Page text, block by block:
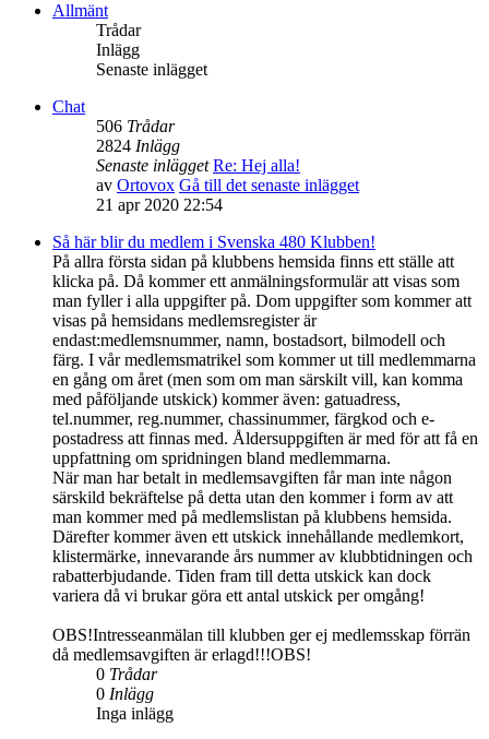
Allmänt
Trådar
Inlägg
Senaste inlägget
Chat
506 Trådar
2824 Inlägg
Senaste inlägget Re: Hej alla!
av Ortovox Gå till det senaste inlägget
21 apr 2020 22:54
Så här blir du medlem i Svenska 480 Klubben!
På allra första sidan på klubbens hemsida finns ett ställe att
klicka på. Då kommer ett anmälningsformulär att visas som
man fyller i alla uppgifter på. Dom uppgifter som kommer att
visas på hemsidans medlemsregister är
endast:medlemsnummer, namn, bostadsort, bilmodell och
färg. I vår medlemsmatrikel som kommer ut till medlemmarna
en gång om året (men som om man särskilt vill, kan komma
med påföljande utskick) kommer även: gatuadress,
tel.nummer, reg.nummer, chassinummer, färgkod och e-
postadress att finnas med. Åldersuppgiften är med för att få en
uppfattning om spridningen bland medlemmarna.
När man har betalt in medlemsavgiften får man inte någon
särskild bekräftelse på detta utan den kommer i form av att
man kommer med på medlemslistan på klubbens hemsida.
Därefter kommer även ett utskick innehållande medlemkort,
klistermärke, innevarande års nummer av klubbtidningen och
rabatterbjudande. Tiden fram till detta utskick kan dock
variera då vi brukar göra ett antal utskick per omgång!
OBS!Intresseanmälan till klubben ger ej medlemsskap förrän
då medlemsavgiften är erlagd!!!OBS!
0 Trådar
0 Inlägg
Inga inlägg